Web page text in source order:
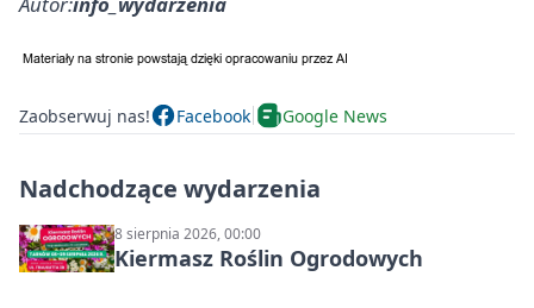
Zaobserwuj nas! Facebook Google News
Nadchodzące wydarzenia
8 sierpnia 2026, 00:00
Kiermasz Roślin Ogrodowych